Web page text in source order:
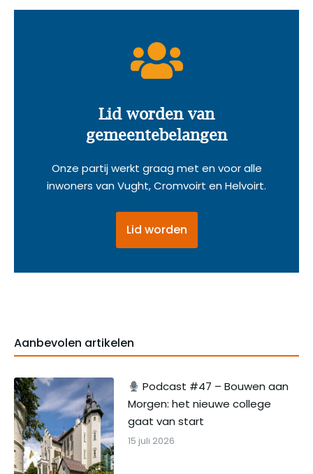
Lid worden van
gemeentebelangen
Onze partij werkt graag met en voor alle
inwoners van Vught, Cromvoirt en Helvoirt.
Lid worden
Aanbevolen artikelen
Podcast #47 – Bouwen aan
Morgen: het nieuwe college
gaat van start
15 juli 2026